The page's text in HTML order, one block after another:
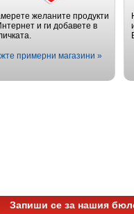
желаните продукти
и ги добавете в
примерни магазини »
Запиши се за нашия